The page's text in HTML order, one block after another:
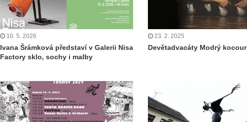
10. 5. 2026
Ivana Šrámková představí v Galerii Nisa
Factory sklo, sochy i malby
23. 2. 2025
Devětadvacáty Modrý kocour